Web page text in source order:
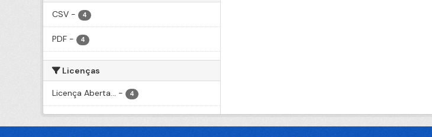
CSV - 4
PDF - 4
Licenças
Licença Aberta... - 4